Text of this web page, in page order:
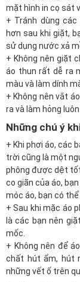
mặt hình in cọ sát
+ Tránh dùng các
hơn sau khi giặt,
sử dụng nước xả
+ Không nên giặt
áo thun rất dễ ra
màu và làm dính
+ Không nên vắt
ra và làm hỏng
Những chú ý
+ Khi phơi áo, các
trời cũng là một
phông được dệt
co giãn của áo,
móc áo, bạn có
+ Sau khi mặc áo
là các bạn nên
mốc.
+ Không nên để
chất hút ẩm, hút
những vết ố trên